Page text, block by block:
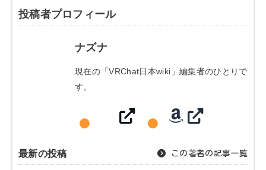
投稿者プロフィール
ナズナ
現在の「VRChat日本wiki」編集者のひとりで
す。
最新の投稿 この著者の記事一覧